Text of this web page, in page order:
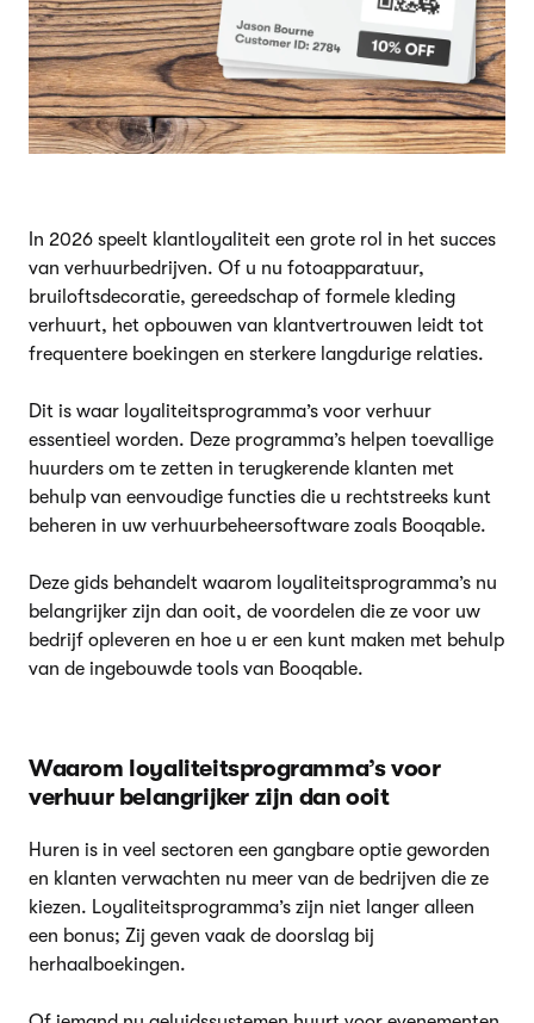
In 2026 speelt klantloyaliteit een grote rol in het succes
van verhuurbedrijven. Of u nu fotoapparatuur,
bruiloftsdecoratie, gereedschap of formele kleding
verhuurt, het opbouwen van klantvertrouwen leidt tot
frequentere boekingen en sterkere langdurige relaties.
Dit is waar loyaliteitsprogramma’s voor verhuur
essentieel worden. Deze programma’s helpen toevallige
huurders om te zetten in terugkerende klanten met
behulp van eenvoudige functies die u rechtstreeks kunt
beheren in uw verhuurbeheersoftware zoals Booqable.
Deze gids behandelt waarom loyaliteitsprogramma’s nu
belangrijker zijn dan ooit, de voordelen die ze voor uw
bedrijf opleveren en hoe u er een kunt maken met behulp
van de ingebouwde tools van Booqable.
Waarom loyaliteitsprogramma’s voor
verhuur belangrijker zijn dan ooit
Huren is in veel sectoren een gangbare optie geworden
en klanten verwachten nu meer van de bedrijven die ze
kiezen. Loyaliteitsprogramma’s zijn niet langer alleen
een bonus; Zij geven vaak de doorslag bij
herhaalboekingen.